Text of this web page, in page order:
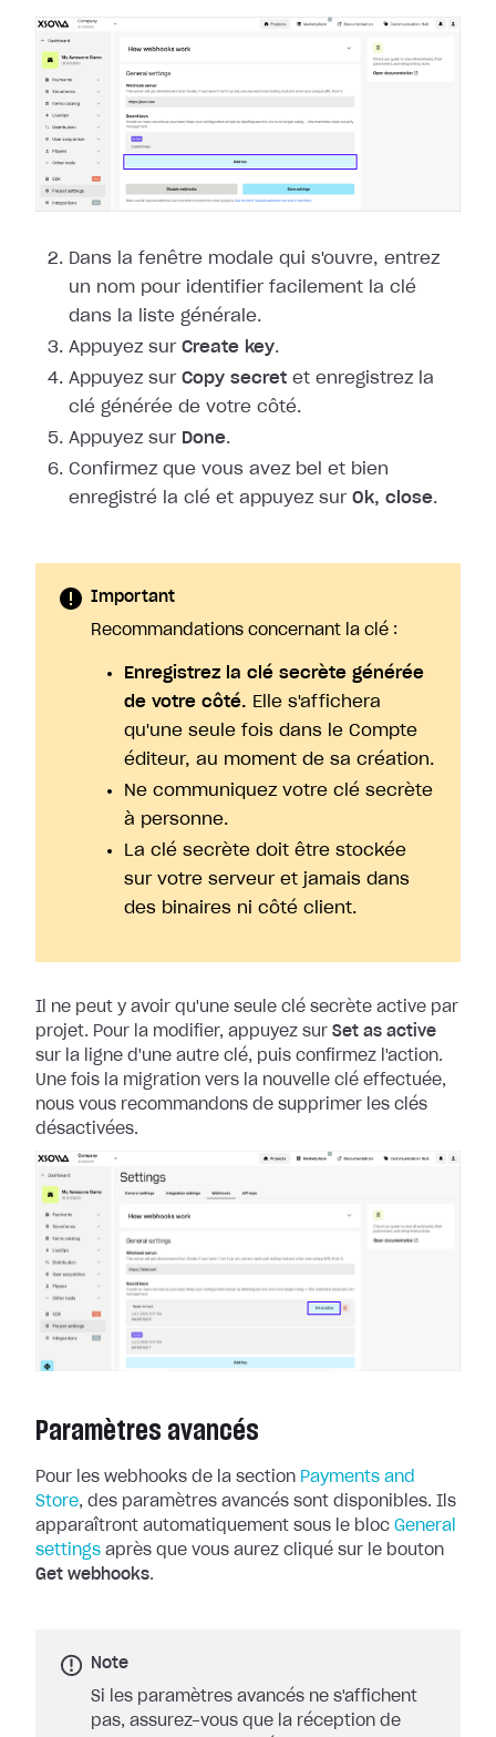
Dans la fenêtre modale qui s'ouvre, entrez
un nom pour identifier facilement la clé
dans la liste générale.
Appuyez sur Create key.
Appuyez sur Copy secret et enregistrez la
clé générée de votre côté.
Appuyez sur Done.
Confirmez que vous avez bel et bien
enregistré la clé et appuyez sur Ok, close.
Important
Recommandations concernant la clé :
Enregistrez la clé secrète générée
de votre côté. Elle s'affichera
qu'une seule fois dans le Compte
éditeur, au moment de sa création.
Ne communiquez votre clé secrète
à personne.
La clé secrète doit être stockée
sur votre serveur et jamais dans
des binaires ni côté client.
Il ne peut y avoir qu'une seule clé secrète active par
projet. Pour la modifier, appuyez sur Set as active
sur la ligne d'une autre clé, puis confirmez l'action.
Une fois la migration vers la nouvelle clé effectuée,
nous vous recommandons de supprimer les clés
désactivées.
Paramètres avancés
Pour les webhooks de la section Payments and
Store, des paramètres avancés sont disponibles. Ils
apparaîtront automatiquement sous le bloc General
settings après que vous aurez cliqué sur le bouton
Get webhooks.
Note
Si les paramètres avancés ne s'affichent
pas, assurez-vous que la réception de